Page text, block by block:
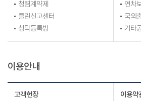
청렴계약제
클린신고센터
청탁등록방
연차
국외
기타
이용안내
고객헌장 이용약